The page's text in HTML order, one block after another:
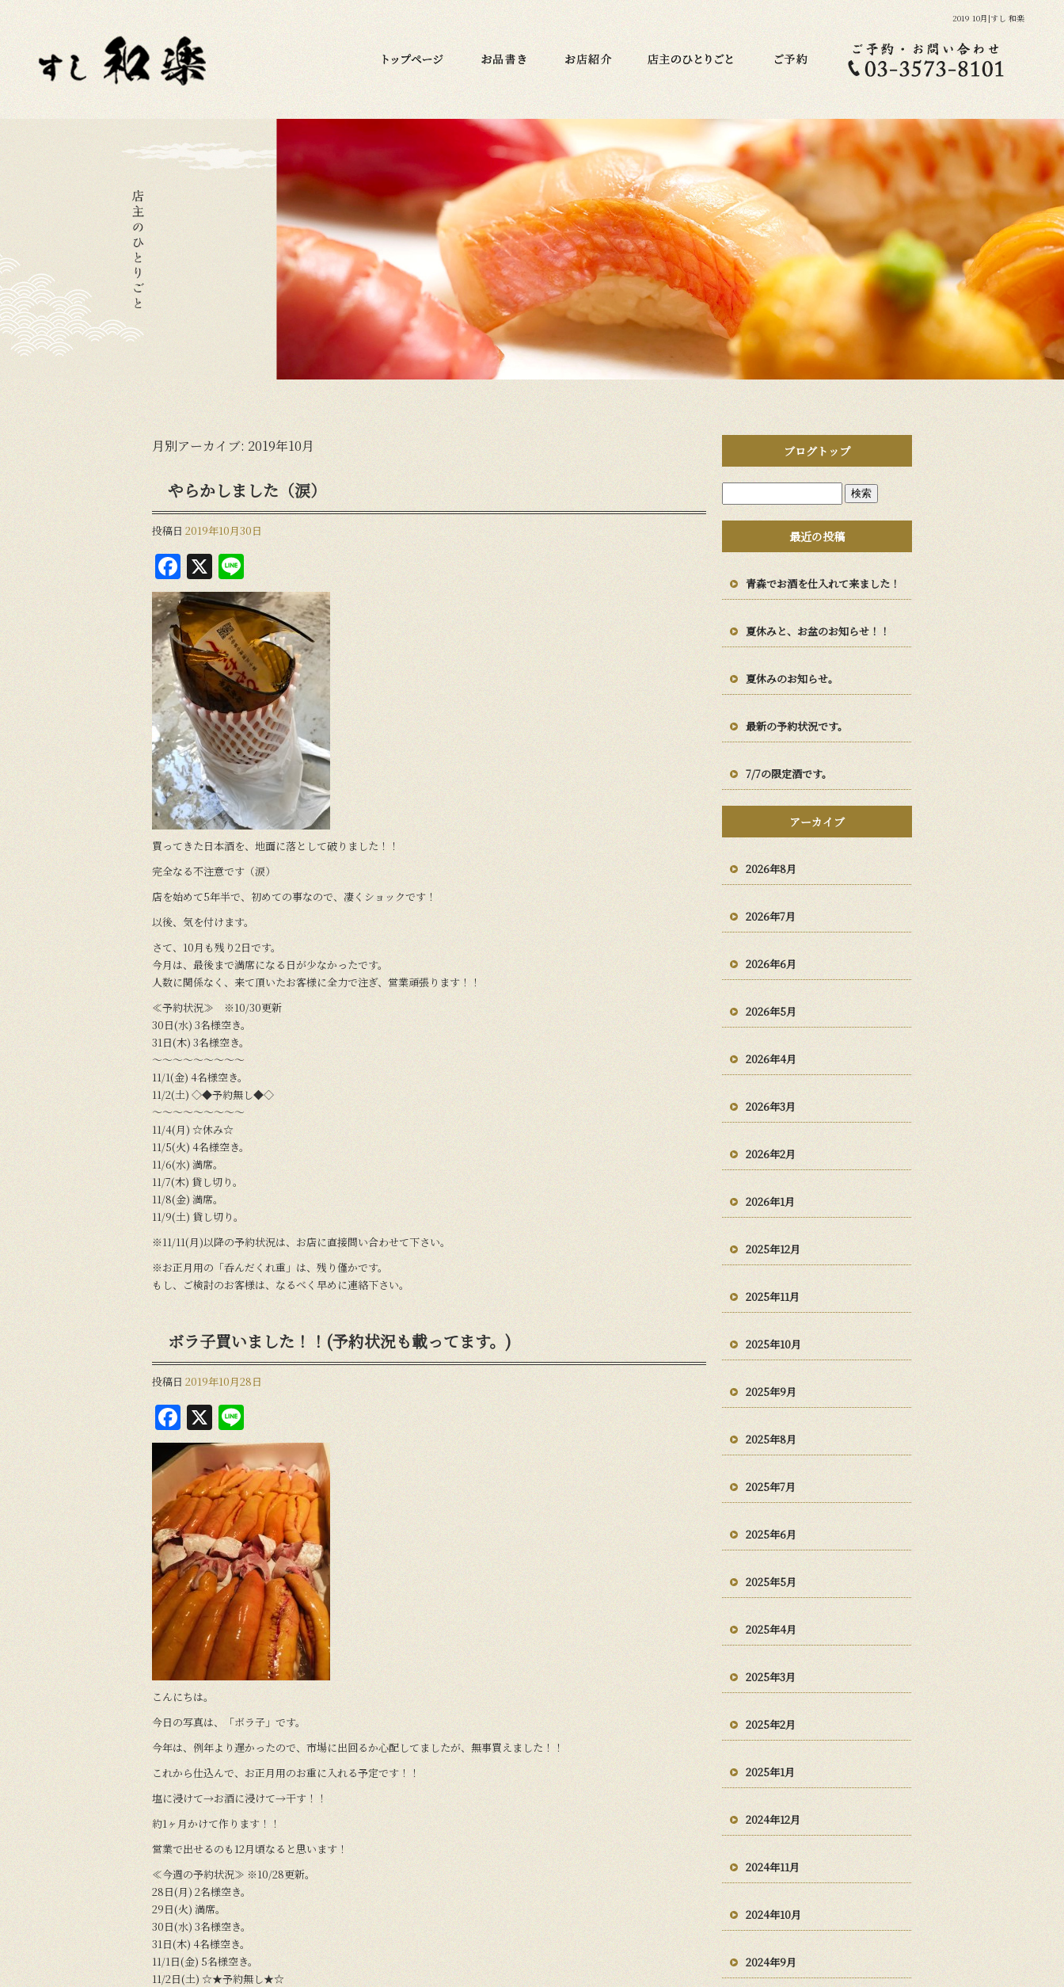
2019 10月|すし 和楽
月別アーカイブ: 2019年10月
やらかしました（涙）
投稿日 2019年10月30日
F
a
c
e
b
o
o
k
X
n
e
買ってきた日本酒を、地面に落として破りました！！
完全なる不注意です（涙）
店を始めて5年半で、初めての事なので、凄くショックです！
以後、気を付けます。
さて、10月も残り2日です。
今月は、最後まで満席になる日が少なかったです。
人数に関係なく、来て頂いたお客様に全力で注ぎ、営業頑張ります！！
≪予約状況≫ ※10/30更新
30日(水) 3名様空き。
31日(木) 3名様空き。
〜〜〜〜〜〜〜〜〜
11/1(金) 4名様空き。
11/2(土) ◇◆予約無し◆◇
〜〜〜〜〜〜〜〜〜
11/4(月) ☆休み☆
11/5(火) 4名様空き。
11/6(水) 満席。
11/7(木) 貸し切り。
11/8(金) 満席。
11/9(土) 貸し切り。
※11/11(月)以降の予約状況は、お店に直接問い合わせて下さい。
※お正月用の「呑んだくれ重」は、残り僅かです。
もし、ご検討のお客様は、なるべく早めに連絡下さい。
ボラ子買いました！！(予約状況も載ってます。)
投稿日 2019年10月28日
F
a
c
e
b
o
o
k
X
n
e
こんにちは。
今日の写真は、「ボラ子」です。
今年は、例年より遅かったので、市場に出回るか心配してましたが、無事買えました！！
これから仕込んで、お正月用のお重に入れる予定です！！
塩に浸けて→お酒に浸けて→干す！！
約1ヶ月かけて作ります！！
営業で出せるのも12月頃なると思います！
≪今週の予約状況≫ ※10/28更新。
28日(月) 2名様空き。
29日(火) 満席。
30日(水) 3名様空き。
31日(木) 4名様空き。
11/1日(金) 5名様空き。
11/2日(土) ☆★予約無し★☆
ブログトップ
最近の投稿
青森でお酒を仕入れて来ました！
夏休みと、お盆のお知らせ！！
夏休みのお知らせ。
最新の予約状況です。
7/7の限定酒です。
アーカイブ
2026年8月
2026年7月
2026年6月
2026年5月
2026年4月
2026年3月
2026年2月
2026年1月
2025年12月
2025年11月
2025年10月
2025年9月
2025年8月
2025年7月
2025年6月
2025年5月
2025年4月
2025年3月
2025年2月
2025年1月
2024年12月
2024年11月
2024年10月
2024年9月